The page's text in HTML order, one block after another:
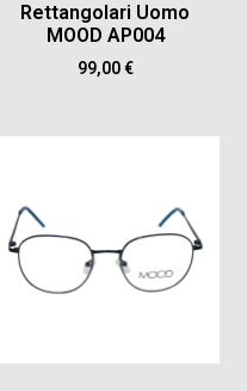
Rettangolari Uomo
MOOD AP004
99,00€